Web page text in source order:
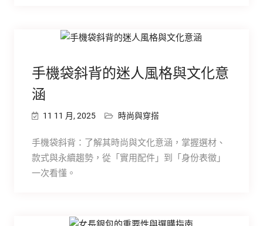
手機袋斜背的迷人風格與文化意
涵
11 11 月, 2025 時尚與穿搭
手機袋斜背：了解其時尚與文化意涵，掌握選材、
款式與永續趨勢，從「實用配件」到「身份表徵」
一次看懂。